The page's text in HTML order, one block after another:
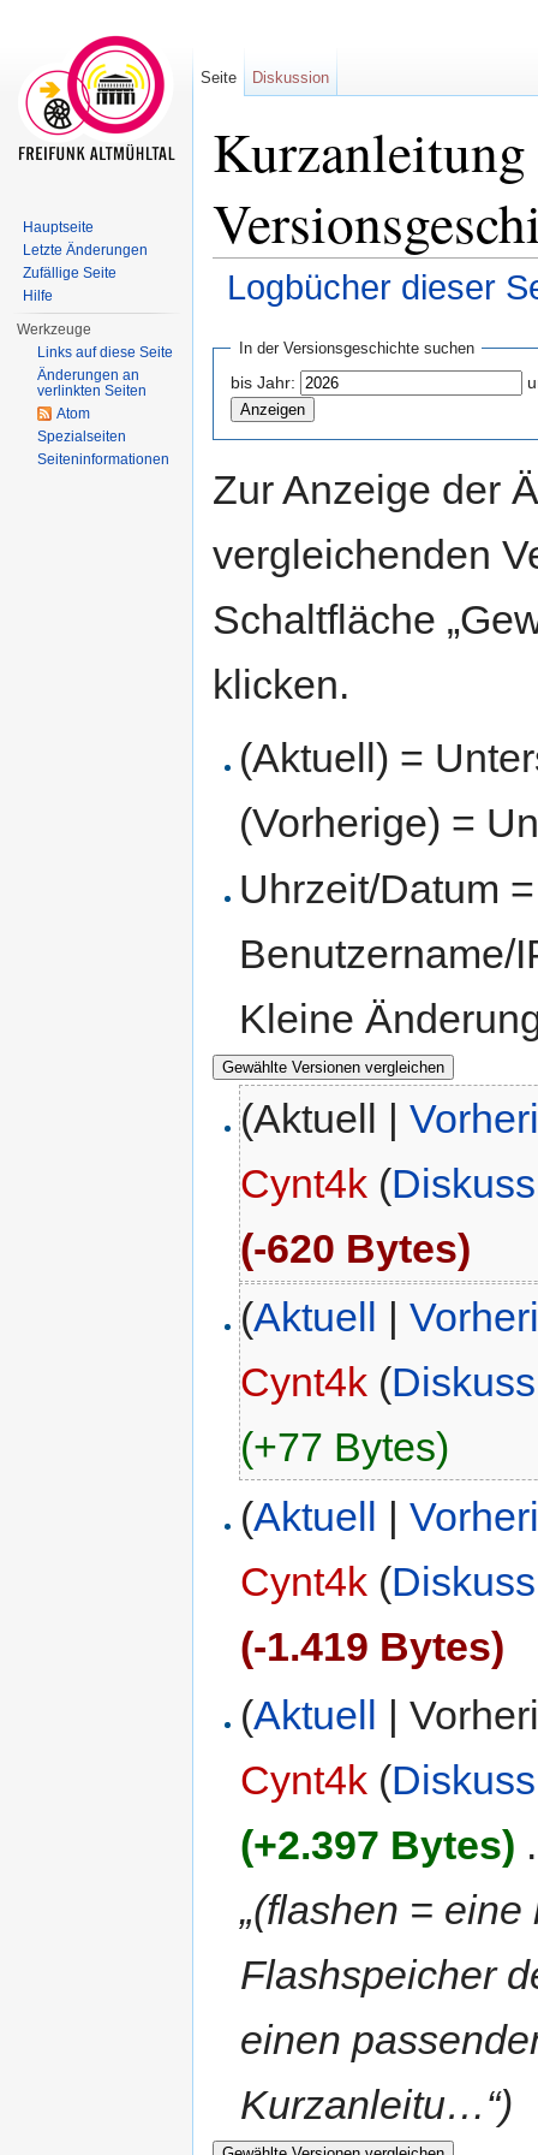
Logbücher dieser
In der Versionsgeschichte suchen
bis Jahr:
Zur Anzeige der
vergleichenden
Schaltfläche
klicken.
(Aktuell) =
(Vorherige) =
Uhrzeit/Datum
Benutzername/
Kleine
(Aktuell |
Cynt4k (
(-620 Bytes)
(Aktuell |
Cynt4k (
(+77 Bytes)
(Aktuell |
Cynt4k (
(-1.419 Bytes)
(Aktuell |
Cynt4k (
(+2.397 Bytes)
„(flashen =
Flashspeicher
einen
Kurzanleitu…“)
Seite Diskussion
Hauptseite
Letzte Änderungen
Zufällige Seite
Hilfe
Werkzeuge
Links auf diese Seite
Änderungen an
verlinkten Seiten
Atom
Spezialseiten
Seiten­informationen